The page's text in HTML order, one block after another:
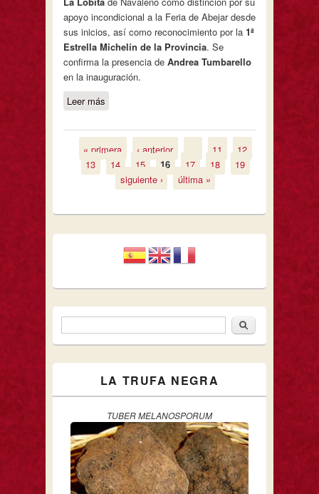
apoyo incondicional a la Feria de Abejar desde
sus inicios, así como reconocimiento por la 1ª
Estrella Michelín de la Provincia. Se
confirma la presencia de Andrea Tumbarello
en la inauguración.
Leer más
Páginas
« primera ‹ anterior 11
12
13
14 15 16 17 18
19
siguiente ›
última »
Formulario de búsquedaBuscar
LA TRUFA NEGRA
TUBER MELANOSPORUM